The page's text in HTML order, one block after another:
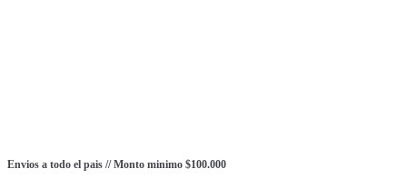
Envios a todo el pais // Monto minimo $100.000